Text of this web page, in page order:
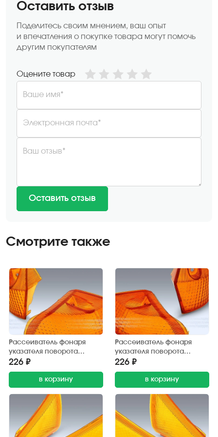
Оставить отзыв
Поделитесь своим мнением, ваш опыт
и впечатления о покупке товара могут помочь
другим покупателям
Оцените товар
Ваше имя*
Электронная почта*
Ваш отзыв*
Оставить отзыв
Смотрите также
Рассеиватель фонаря
указателя поворота
"Honda Dio" (AF-27) задний,
226 ₽
в корзину
Рассеиватель фонаря
указателя поворота
"Honda Dio" (AF-27) задний,
226 ₽
в корзину